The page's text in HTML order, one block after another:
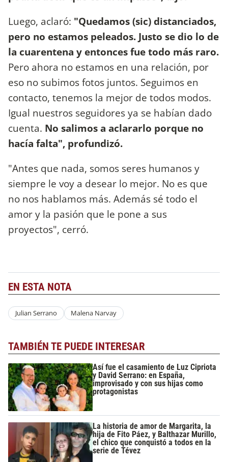
Luego, aclaró: "Quedamos (sic) distanciados,
pero no estamos peleados. Justo se dio lo de
la cuarentena y entonces fue todo más raro.
Pero ahora no estamos en una relación, por
eso no subimos fotos juntos. Seguimos en
contacto, tenemos la mejor de todos modos.
Igual nuestros seguidores ya se habían dado
cuenta. No salimos a aclararlo porque no
hacía falta", profundizó.
"Antes que nada, somos seres humanos y
siempre le voy a desear lo mejor. No es que
no nos hablamos más. Además sé todo el
amor y la pasión que le pone a sus
proyectos", cerró.
EN ESTA NOTA
Julian Serrano Malena Narvay
TAMBIÉN TE PUEDE INTERESAR
Así fue el casamiento de Luz Cipriota
y David Serrano: en España,
improvisado y con sus hijas como
protagonistas
La historia de amor de Margarita, la
hija de Fito Páez, y Balthazar Murillo,
el chico que conquistó a todos en la
serie de Tévez